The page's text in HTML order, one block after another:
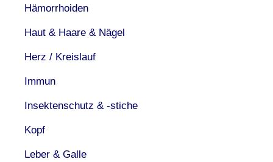
Hämorrhoiden
Haut & Haare & Nägel
Herz / Kreislauf
Immun
Insektenschutz & -stiche
Kopf
Leber & Galle